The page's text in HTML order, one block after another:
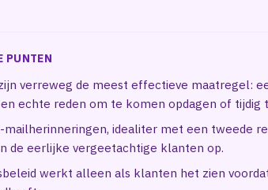
PUNTEN
verreweg de meest effectieve maatregel:
echte reden om te komen opdagen of tijdig
idealiter met een tweede
de eerlijke vergeetachtige klanten op.
werkt alleen als klanten het zien